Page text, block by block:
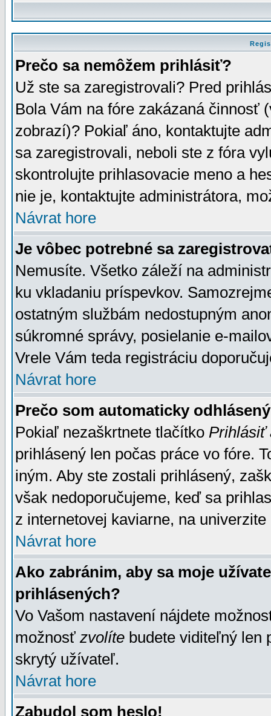
Prečo sa nemôžem prihlásiť?
Už ste sa zaregistrovali? Pred
Bola Vám na fóre zakázaná činnosť
zobrazí)? Pokiaľ áno, kontaktujte
sa zaregistrovali, neboli ste z fóra
skontrolujte prihlasovacie meno a
nie je, kontaktujte administrátora,
Návrat hore
Je vôbec potrebné sa
Nemusíte. Všetko záleží na
ku vkladaniu príspevkov.
ostatným službám nedostupným
súkromné správy, posielanie e-
Vrele Vám teda registráciu
Návrat hore
Prečo som automaticky
Pokiaľ nezaškrtnete tlačítko Prihlásiť
prihlásený len počas práce vo fóre.
iným. Aby ste zostali prihlásený,
však nedoporučujeme, keď sa
z internetovej kaviarne, na univerzite
Návrat hore
Ako zabránim, aby sa moje
prihlásených?
Vo Vašom nastavení nájdete
možnosť zvolíte budete viditeľný len
skrytý užívateľ.
Návrat hore
Zabudol som heslo!